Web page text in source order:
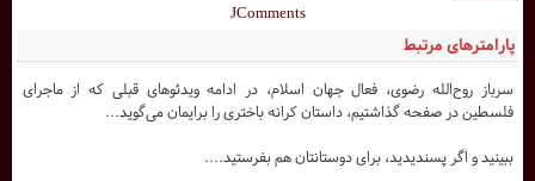
سرباز روح‌الله رضوی، فعال جهان اسلام، در ادامه ویدئوهای قبلی که از ماجرای
فلسطین در صفحه گذاشتیم، داستان کرانه باختری را برایمان می‌گوید...
ببینید و اگر پسندیدید، برای دوستانتان هم بفرستید....
پارامترهای مرتبط
JComments